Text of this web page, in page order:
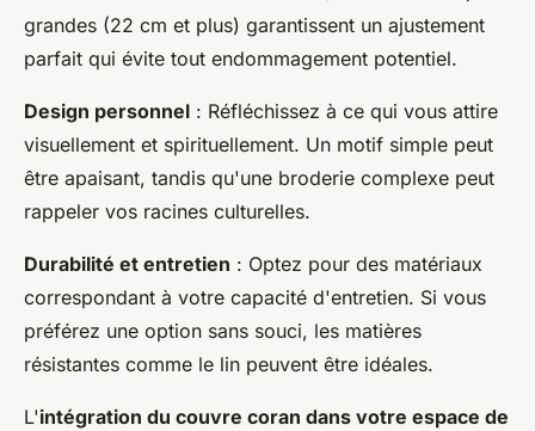
grandes (22 cm et plus) garantissent un ajustement
parfait qui évite tout endommagement potentiel.
Design personnel : Réfléchissez à ce qui vous attire
visuellement et spirituellement. Un motif simple peut
être apaisant, tandis qu'une broderie complexe peut
rappeler vos racines culturelles.
Durabilité et entretien : Optez pour des matériaux
correspondant à votre capacité d'entretien. Si vous
préférez une option sans souci, les matières
résistantes comme le lin peuvent être idéales.
L'intégration du couvre coran dans votre espace de